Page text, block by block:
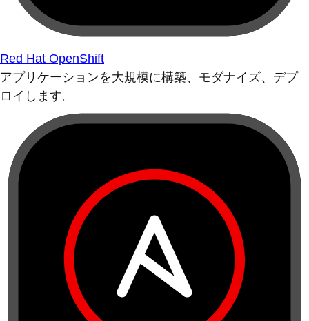
Red Hat OpenShift
アプリケーションを大規模に構築、モダナイズ、デプ
ロイします。